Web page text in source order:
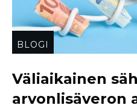
BLOGI
Väliaikainen
arvonlisäveron